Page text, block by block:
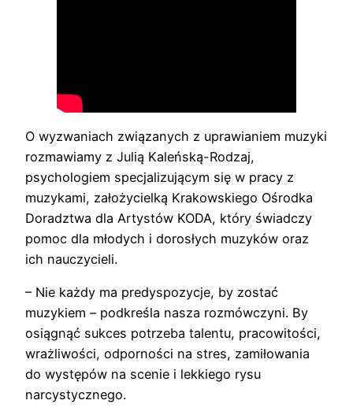
O wyzwaniach związanych z uprawianiem muzyki
rozmawiamy z Julią Kaleńską-Rodzaj,
psychologiem specjalizującym się w pracy z
muzykami, założycielką Krakowskiego Ośrodka
Doradztwa dla Artystów KODA, który świadczy
pomoc dla młodych i dorosłych muzyków oraz
ich nauczycieli.
– Nie każdy ma predyspozycje, by zostać
muzykiem – podkreśla nasza rozmówczyni. By
osiągnąć sukces potrzeba talentu, pracowitości,
wrażliwości, odporności na stres, zamiłowania
do występów na scenie i lekkiego rysu
narcystycznego.